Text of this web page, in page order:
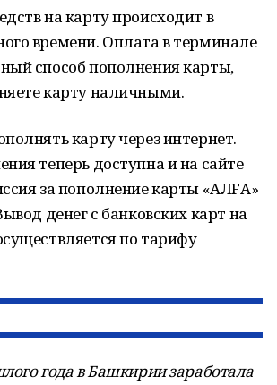
на карту происходит в
времени. Оплата в терминале
способ пополнения карты,
карту наличными.
карту через интернет.
теперь доступна и на сайте
за пополнение карты «АЛFА»
денег с банковских карт на
по тарифу
года в Башкирии заработала